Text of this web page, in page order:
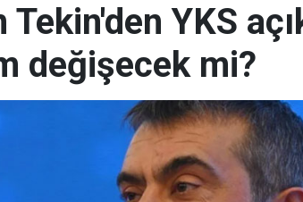
Tekin'den YKS
değişecek mi?